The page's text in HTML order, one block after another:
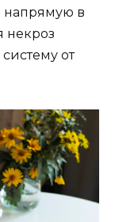
напрямую в
некроз
от